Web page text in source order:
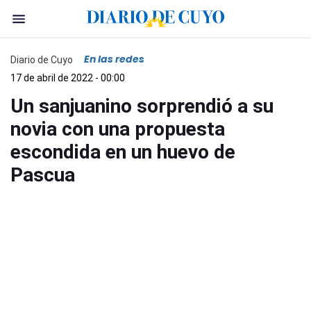
Diario de Cuyo En las redes
17 de abril de 2022 - 00:00
Un sanjuanino sorprendió a su
novia con una propuesta
escondida en un huevo de
Pascua